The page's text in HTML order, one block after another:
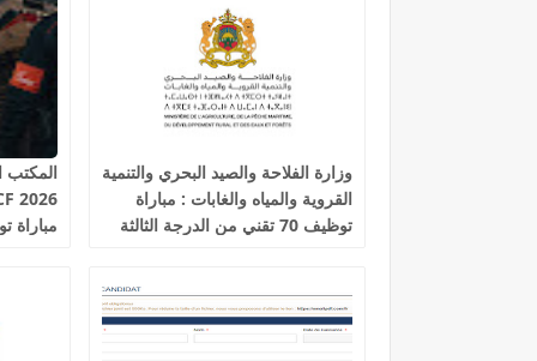
وزارة الفلاحة والصيد البحري والتنمية
القروية والمياه والغابات : مباراة
توظيف 70 تقني من الدرجة الثالثة
المكتب